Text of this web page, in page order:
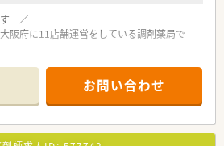
す ／
阪府に11店舗運営をしている調剤薬局で
ルバイト受入などを行い、スタッフが働きや
るよう尽力しておられます！
活躍されていますので、現場目線での経営を
的です。
スポーツ支援、新たなチャレンジとして様々
お問い合わせ